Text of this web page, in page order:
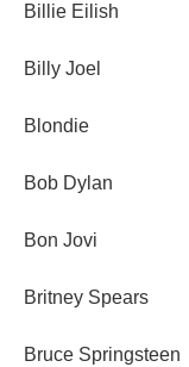
Billie Eilish
Billy Joel
Blondie
Bob Dylan
Bon Jovi
Britney Spears
Bruce Springsteen